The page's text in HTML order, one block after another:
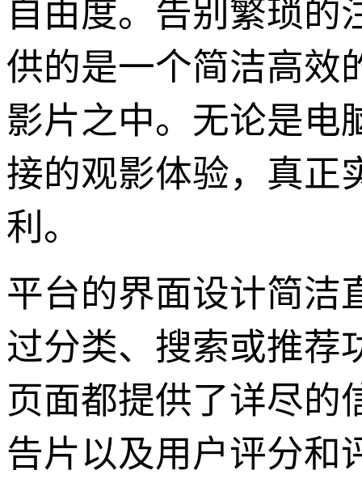
自由度。告别繁琐的
供的是一个简洁高效
影片之中。无论是电
接的观影体验，真正
利。
平台的界面设计简洁
过分类、搜索或推荐
页面都提供了详尽的
告片以及用户评分和